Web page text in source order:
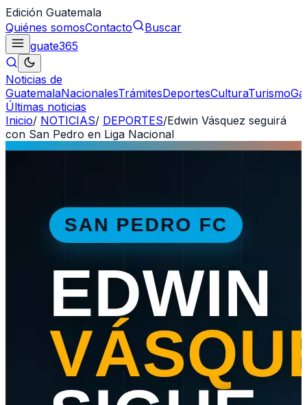
Edición Guatemala
Quiénes somosContacto
Buscar
guate365
Noticias de
GuatemalaNacionalesTrámitesDeportesCulturaTurismo
Últimas noticias
Inicio/ NOTICIAS/ DEPORTES/Edwin Vásquez seguirá
con San Pedro en Liga Nacional